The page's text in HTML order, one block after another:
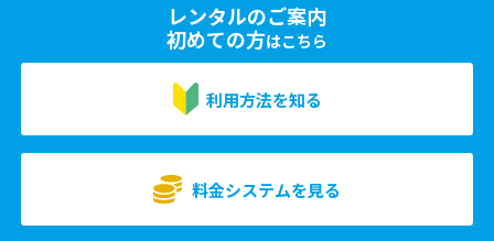
レンタルのご案内
初めての方はこちら
利用方法を知る
料金システムを見る